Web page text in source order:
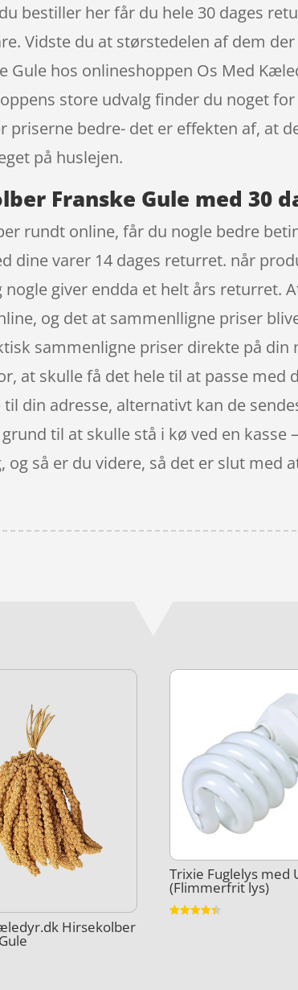
bestiller her får du hele 30 dages
Vidste du at størstedelen af dem
hos onlineshoppen Os Med
store udvalg finder du noget
priserne bedre- det er effekten af, at
på huslejen.
Franske Gule med 30
rundt online, får du nogle bedre
dine varer 14 dages returret. når
giver endda et helt års returret.
og det at sammenlligne priser
sammenligne priser direkte på
at skulle få det hele til at passe
din adresse, alternativt kan de
til at skulle stå i kø ved en kasse
så er du videre, så det er slut med
Hirsekolber
Trixie Fuglelys med
(Flimmerfrit lys)